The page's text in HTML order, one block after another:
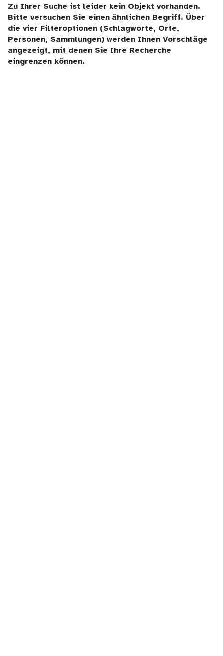
Zu Ihrer Suche ist leider kein Objekt vorhanden.
Bitte versuchen Sie einen ähnlichen Begriff. Über
die vier Filteroptionen (Schlagworte, Orte,
Personen, Sammlungen) werden Ihnen Vorschläge
angezeigt, mit denen Sie Ihre Recherche
eingrenzen können.